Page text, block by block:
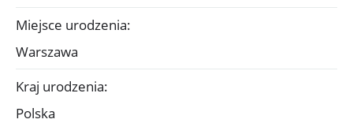
Miejsce urodzenia:
Warszawa
Kraj urodzenia:
Polska